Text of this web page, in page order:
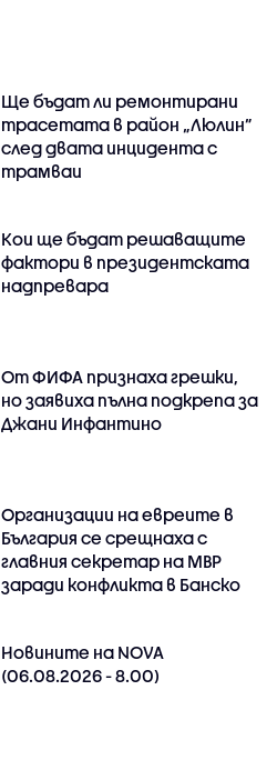
Ще бъдат ли ремонтирани
трасетата в район „Люлин”
след двата инцидента с
трамваи
Кои ще бъдат решаващите
фактори в президентската
надпревара
От ФИФА признаха грешки,
но заявиха пълна подкрепа за
Джани Инфантино
Организации на евреите в
България се срещнаха с
главния секретар на МВР
заради конфликта в Банско
Новините на NOVA
(06.08.2026 - 8.00)